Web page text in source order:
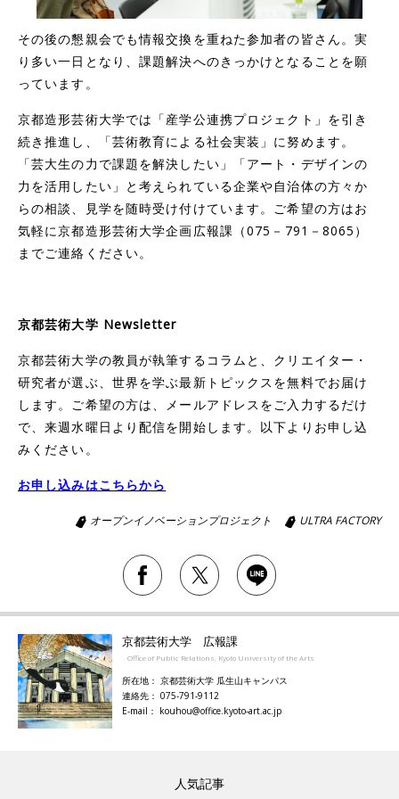
その後の懇親会でも情報交換を重ねた参加者の皆さん。実
り多い一日となり、課題解決へのきっかけとなることを願
っています。
京都造形芸術大学では「産学公連携プロジェクト」を引き
続き推進し、「芸術教育による社会実装」に努めます。
「芸大生の力で課題を解決したい」「アート・デザインの
力を活用したい」と考えられている企業や自治体の方々か
らの相談、見学を随時受け付けています。ご希望の方はお
気軽に京都造形芸術大学企画広報課（075－791－8065）
までご連絡ください。
京都芸術大学 Newsletter
京都芸術大学の教員が執筆するコラムと、クリエイター・
研究者が選ぶ、世界を学ぶ最新トピックスを無料でお届け
します。ご希望の方は、メールアドレスをご入力するだけ
で、来週水曜日より配信を開始します。以下よりお申し込
みください。
お申し込みはこちらから
オープンイノベーションプロジェクト ULTRA FACTORY
京都芸術大学 広報課
Office of Public Relations, Kyoto University of the Arts
所在地： 京都芸術大学 瓜生山キャンパス
連絡先： 075-791-9112
E-mail： kouhou@office.kyoto-art.ac.jp
人気記事